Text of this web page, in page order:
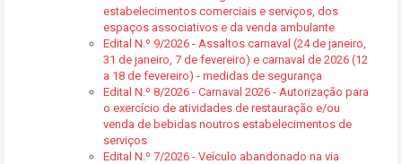
estabelecimentos comerciais e serviços, dos
espaços associativos e da venda ambulante
Edital N.º 9/2026 - Assaltos carnaval (24 de janeiro,
31 de janeiro, 7 de fevereiro) e carnaval de 2026 (12
a 18 de fevereiro) - medidas de segurança
Edital N.º 8/2026 - Carnaval 2026 - Autorização para
o exercício de atividades de restauração e/ou
venda de bebidas noutros estabelecimentos de
serviços
Edital N.º 7/2026 - Veículo abandonado na via